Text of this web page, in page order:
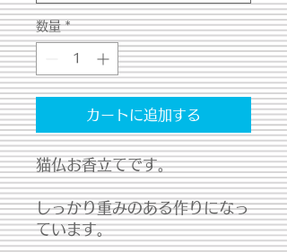
数量 *
カートに追加する
猫仏お香立てです。
しっかり重みのある作りになっ
ています。